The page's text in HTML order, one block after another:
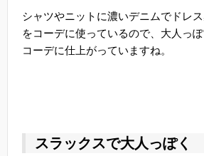
シャツやニットに濃いデニムでドレ
をコーデに使っているので、大人っ
コーデに仕上がっていますね。
スラックスで大人っぽく